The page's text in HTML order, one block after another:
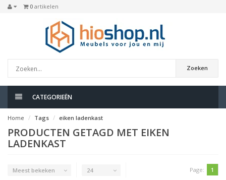
0 artikelen
Zoeken
CATEGORIEËN
Home Tags eiken ladenkast
PRODUCTEN GETAGD MET EIKEN
LADENKAST
Meest bekeken 24 Page: 1